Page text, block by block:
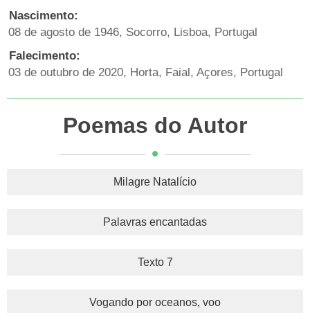
Nascimento:
08 de agosto de 1946, Socorro, Lisboa, Portugal
Falecimento:
03 de outubro de 2020, Horta, Faial, Açores, Portugal
Poemas do Autor
Milagre Natalício
Palavras encantadas
Texto 7
Vogando por oceanos, voo